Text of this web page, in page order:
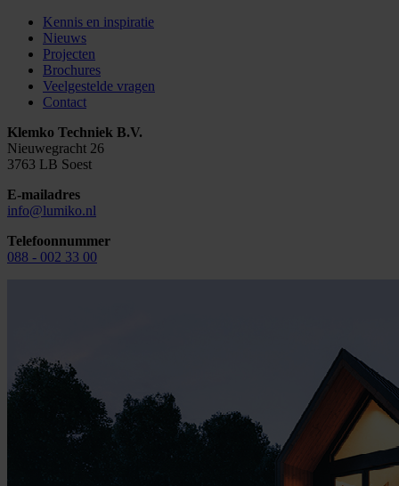
Kennis en inspiratie
Nieuws
Projecten
Brochures
Veelgestelde vragen
Contact
Klemko Techniek B.V.
Nieuwegracht 26
3763 LB Soest
E-mailadres
info@lumiko.nl
Telefoonnummer
088 - 002 33 00